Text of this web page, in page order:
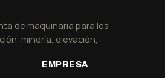
de maquinaria para los
minería, elevación,
EMPRESA